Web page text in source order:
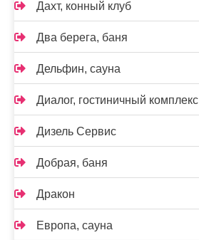
Дахт, конный клуб
Два берега, баня
Дельфин, сауна
Диалог, гостиничный комплекс
Дизель Сервис
Добрая, баня
Дракон
Европа, сауна